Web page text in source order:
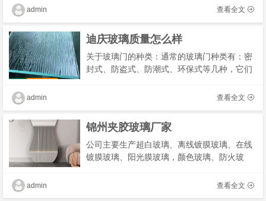
将玻璃通过边框、压条与装饰木基层固定，有
查看全文
admin
迪庆玻璃质量怎么样
关于玻璃门的种类：通常的玻璃门种类有：密
封式、防盗式、防潮式、环保式等几种，它们
况下，玻璃采光门分为密封式、双层式，当前
查看全文
admin
锦州夹胶玻璃厂家
公司主要生产超白玻璃、离线镀膜玻璃、在线
镀膜玻璃、阳光膜玻璃，颜色玻璃、防火玻
碱、小苏打及小苏打洗涤剂等产品，主要为建
查看全文
admin